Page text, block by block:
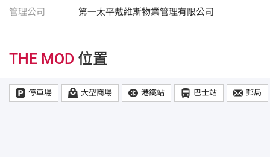
管理公司
第一太平戴維斯物業管理有限公司
THE MOD 位置
停車場 大型商場 港鐵站 巴士站 郵局